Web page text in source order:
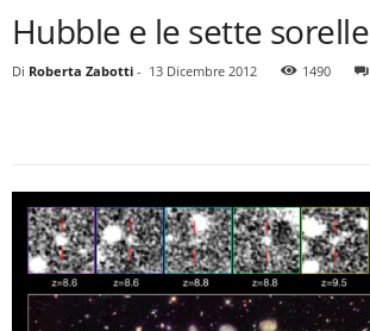
Hubble e le sette sorelle
Di Roberta Zabotti - 13 Dicembre 2012 1490